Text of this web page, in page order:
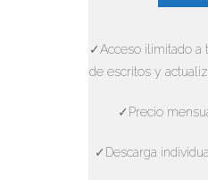
✓Acceso ilimitado a
de escritos y
✓Precio
✓Descarga